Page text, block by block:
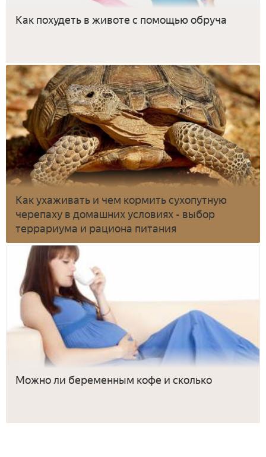
Как похудеть в животе с помощью обруча
Как ухаживать и чем кормить сухопутную
черепаху в домашних условиях - выбор
террариума и рациона питания
Можно ли беременным кофе и сколько